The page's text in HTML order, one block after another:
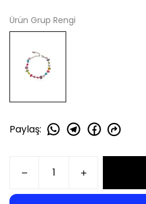
Ürün Grup Rengi
Paylaş: